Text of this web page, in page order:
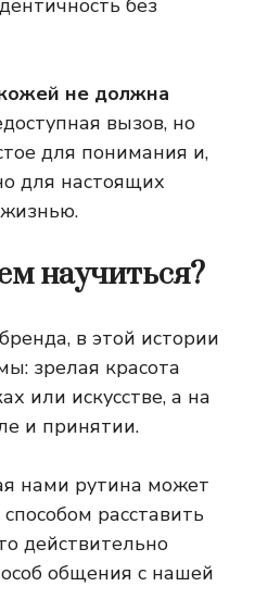
без
не должна
вызов, но
для понимания и,
для настоящих
научиться?
в этой истории
зрелая красота
или искусстве, а на
и принятии.
нами рутина может
расставить
действительно
общения с нашей